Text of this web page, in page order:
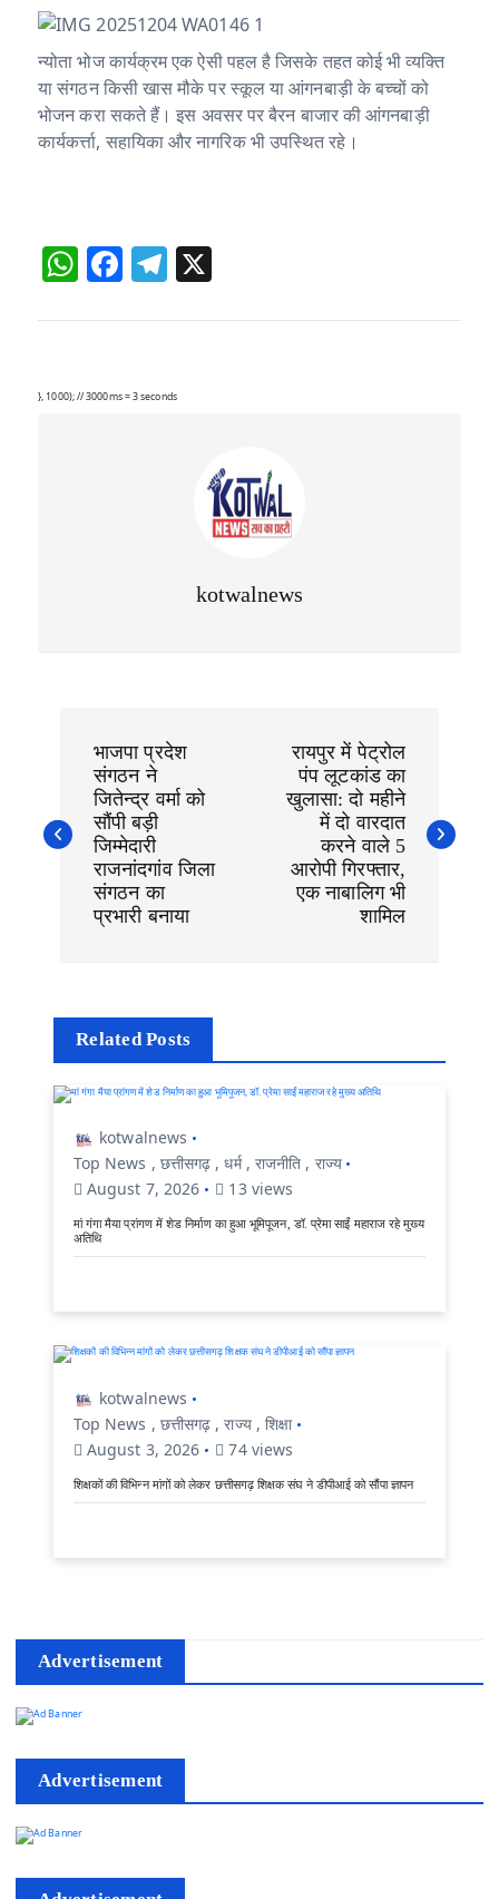
न्योता भोज कार्यक्रम एक ऐसी पहल है जिसके तहत कोई भी व्यक्ति
या संगठन किसी खास मौके पर स्कूल या आंगनबाड़ी के बच्चों को
भोजन करा सकते हैं। इस अवसर पर बैरन बाजार की आंगनबाड़ी
कार्यकर्त्ता, सहायिका और नागरिक भी उपस्थित रहे।
W
at
A
F
c
b
T
e
ra
}, 1000); // 3000ms = 3 seconds
kotwalnews
v
भाजपा प्रदेश
संगठन ने
जितेन्द्र वर्मा को
सौंपी बड़ी
जिम्मेदारी
राजनांदगांव जिला
संगठन का
प्रभारी बनाया
रायपुर में पेट्रोल
पंप लूटकांड का
खुलासा: दो महीने
में दो वारदात
करने वाले 5
आरोपी गिरफ्तार,
एक नाबालिग भी
शामिल
Related Posts
kotwalnews
Top News , छत्तीसगढ़ ,धर्म, राजनीति , राज्य
August 7, 2026
13 views
मां गंगा मैया प्रांगण में शेड निर्माण का हुआ भूमिपूजन, डॉ. प्रेमा साईं महाराज रहे मुख्य
अतिथि
kotwalnews
Top News , छत्तीसगढ़ ,राज्य, शिक्षा
August 3, 2026
74 views
शिक्षकों की विभिन्न मांगों को लेकर छत्तीसगढ़ शिक्षक संघ ने डीपीआई को सौंपा ज्ञापन
Advertisement
Advertisement